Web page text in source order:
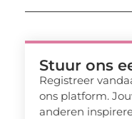
Stuur ons
Registreer
ons platform.
anderen